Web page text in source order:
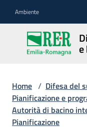
Ambiente
Difesa
del
suolo,
bonifica
Home / Difesa del
Pianificazione e
Autorità di bacino
Pianificazione